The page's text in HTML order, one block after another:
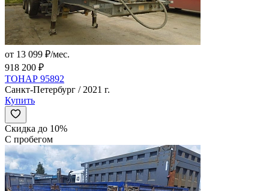
от 13 099 ₽/мес.
918 200 ₽
ТОНАР 95892
Санкт-Петербург / 2021 г.
Купить
Скидка до 10%
С пробегом